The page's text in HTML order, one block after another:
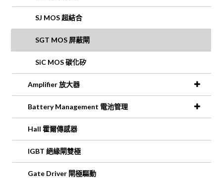
SJ MOS 超結合
SGT MOS 屏蔽閘
SiC MOS 碳化矽
Amplifier 放大器
Battery Management 電池管理
Hall 霍爾傳感器
IGBT 絕緣閘雙極
Gate Driver 閘極驅動